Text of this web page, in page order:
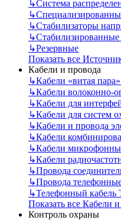
↳Система
↳
↳Стабилизаторы
↳
↳Резервные
Показать все
Кабели и провода
↳Кабели «витая
↳Кабели волоконно-
↳Кабели для
↳Кабели для систем
↳Кабели и провода
↳Кабели
↳Кабели
↳Кабели
↳Провода
↳Провода
↳Телефонный
Показать все Кабели
Контроль охраны